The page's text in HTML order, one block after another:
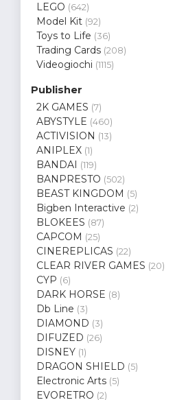
LEGO (642)
Model Kit (92)
Toys to Life (36)
Trading Cards (208)
Videogiochi (1115)
Publisher
2K GAMES (7)
ABYSTYLE (460)
ACTIVISION (13)
ANIPLEX (1)
BANDAI (119)
BANPRESTO (502)
BEAST KINGDOM (5)
Bigben Interactive (2)
BLOKEES (87)
CAPCOM (25)
CINEREPLICAS (22)
CLEAR RIVER GAMES (20)
CYP (6)
DARK HORSE (8)
Db Line (3)
DIAMOND (3)
DIFUZED (26)
DISNEY (1)
DRAGON SHIELD (5)
Electronic Arts (5)
EVORETRO (2)